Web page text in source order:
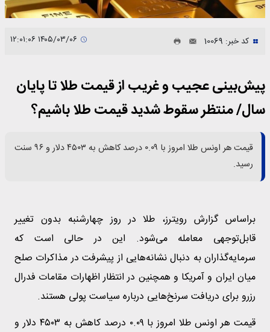
کد خبر: 10069
پیش‌بینی عجیب و غریب از قیمت طلا تا پایان
سال/ منتظر سقوط شدید قیمت طلا باشیم؟
قیمت هر اونس طلا امروز با ۰.۰۹ درصد کاهش به ۴۵۰۳ دلار و ۹۶ سنت
رسید.
براساس گزارش رویترز، طلا در روز چهارشنبه بدون تغییر
قابل‌توجهی معامله می‌شود. این در حالی است که
سرمایه‌گذاران به دنبال نشانه‌هایی از پیشرفت در مذاکرات صلح
میان ایران و آمریکا و همچنین در انتظار اظهارات مقامات فدرال
رزرو برای دریافت سرنخ‌هایی درباره سیاست پولی هستند.
قیمت هر اونس طلا امروز با ۰.۰۹ درصد کاهش به ۴۵۰۳ دلار و